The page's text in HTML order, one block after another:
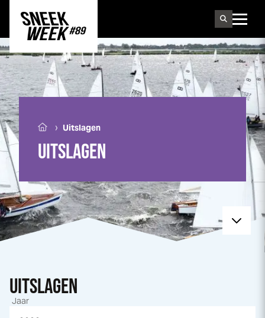
UITSLAGEN
› Uitslagen
UITSLAGEN
Jaar